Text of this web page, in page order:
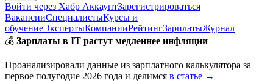
Войти через Хабр АккаунтЗарегистрироваться
ВакансииСпециалистыКурсы и
обучениеЭкспертыКомпанииРейтингЗарплатыЖурнал
💰 Зарплаты в IT растут медленнее инфляции
Проанализировали данные из зарплатного калькулятора за
первое полугодие 2026 года и делимся в статье →